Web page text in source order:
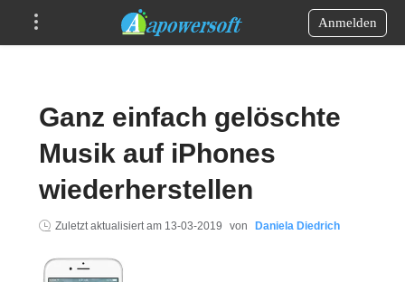
Anmelden
Ganz einfach gelöschte
Musik auf iPhones
wiederherstellen
Zuletzt aktualisiert am 13-03-2019 von Daniela Diedrich